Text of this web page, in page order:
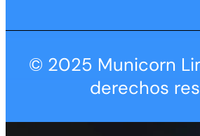
© 2025 Municorn
derechos